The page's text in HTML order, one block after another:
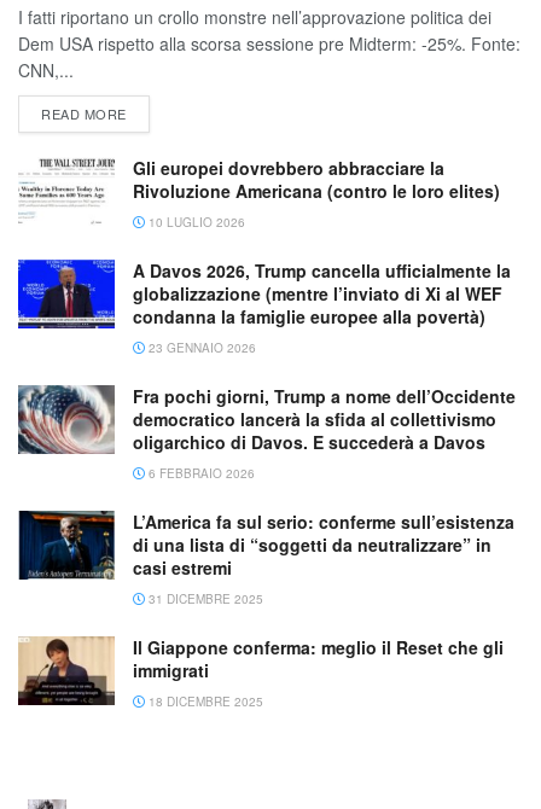
I fatti riportano un crollo monstre nell’approvazione politica dei
Dem USA rispetto alla scorsa sessione pre Midterm: -25%. Fonte:
CNN,...
READ MORE
Gli europei dovrebbero abbracciare la
Rivoluzione Americana (contro le loro elites)
10 LUGLIO 2026
A Davos 2026, Trump cancella ufficialmente la
globalizzazione (mentre l’inviato di Xi al WEF
condanna la famiglie europee alla povertà)
23 GENNAIO 2026
Fra pochi giorni, Trump a nome dell’Occidente
democratico lancerà la sfida al collettivismo
oligarchico di Davos. E succederà a Davos
6 FEBBRAIO 2026
L’America fa sul serio: conferme sull’esistenza
di una lista di “soggetti da neutralizzare” in
casi estremi
31 DICEMBRE 2025
Il Giappone conferma: meglio il Reset che gli
immigrati
18 DICEMBRE 2025